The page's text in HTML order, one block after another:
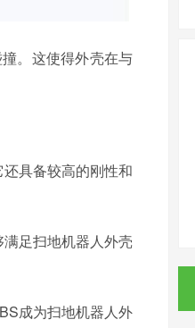
。这使得外壳在与
具备较高的刚性和
足扫地机器人外壳
成为扫地机器人外